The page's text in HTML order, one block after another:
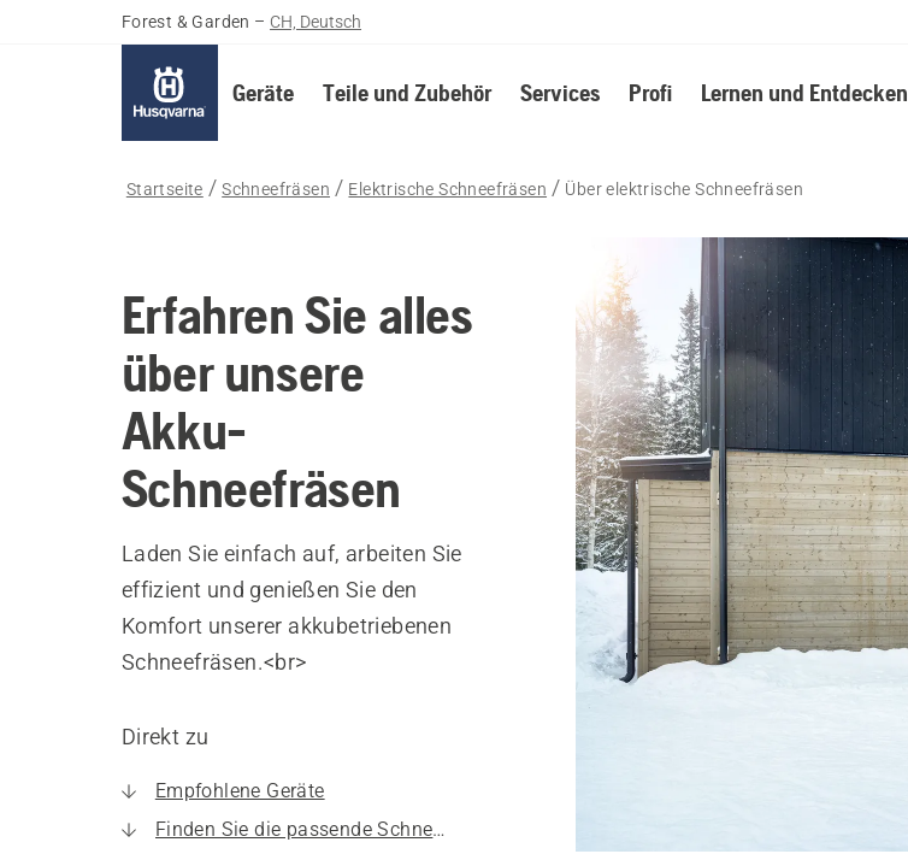
Forest & Garden – CH, Deutsch
Geräte Teile und Zubehör Services Profi Lernen und Entdecken
Startseite Schneefräsen Elektrische Schneefräsen Über elektrische Schneefräsen
Erfahren Sie alles
über unsere
Akku-
Schneefräsen
Laden Sie einfach auf, arbeiten Sie
effizient und genießen Sie den
Komfort unserer akkubetriebenen
Schneefräsen.<br>
Direkt zu
Empfohlene Geräte
Finden Sie die passende Schneefräse für Ihre Bedürfnisse.